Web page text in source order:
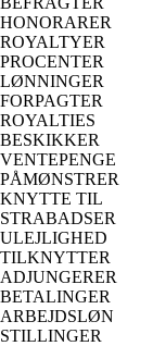
HONORARER
ROYALTYER
PROCENTER
LØNNINGER
FORPAGTER
ROYALTIES
BESKIKKER
VENTEPENGE
PÅMØNSTRER
KNYTTE TIL
STRABADSER
ULEJLIGHED
TILKNYTTER
ADJUNGERER
BETALINGER
ARBEJDSLØN
STILLINGER